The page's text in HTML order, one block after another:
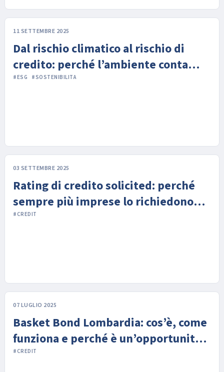
11 SETTEMBRE 2025
Dal rischio climatico al rischio di
credito: perché l’ambiente conta
nella valutazione finanziaria
#ESG #SOSTENIBILITA
03 SETTEMBRE 2025
Rating di credito solicited: perché
sempre più imprese lo richiedono
anche senza obblighi di legge
#CREDIT
07 LUGLIO 2025
Basket Bond Lombardia: cos’è, come
funziona e perché è un’opportunità
per le PMI
#CREDIT